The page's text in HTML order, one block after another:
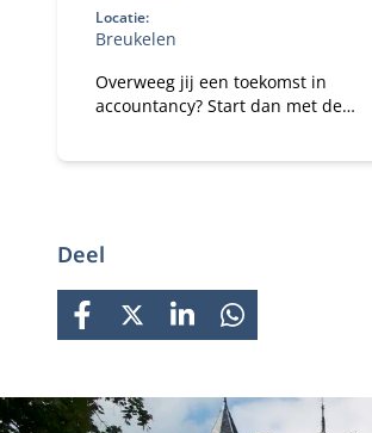
Locatie:
Breukelen
Overweeg jij een toekomst in
accountancy? Start dan met de
Deel
FACEBOOK
X LINKEDINWHATSAPP